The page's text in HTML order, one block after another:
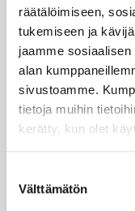
räätälöimiseen,
tukemiseen ja
jaamme
alan
sivustoamme.
tietoja muihin
kerätty, kun olet
valinta
Välttämätön